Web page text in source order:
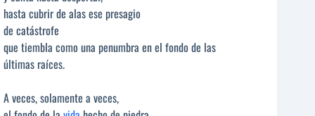
hasta cubrir de alas ese presagio
de catástrofe
que tiembla como una penumbra en el fondo de las
últimas raíces.
A veces, solamente a veces,